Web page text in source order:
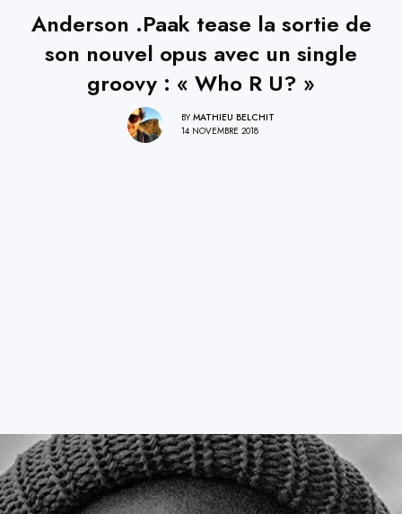
Anderson .Paak tease la sortie de
son nouvel opus avec un single
groovy : « Who R U? »
BY MATHIEU BELCHIT
14 NOVEMBRE 2018